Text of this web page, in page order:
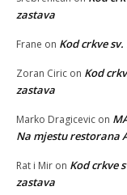
zastava
Frane on Kod crkve
Zoran Ciric on Kod
zastava
Marko Dragicevic on
Na mjestu restorana
Rat i Mir on Kod crkve
zastava